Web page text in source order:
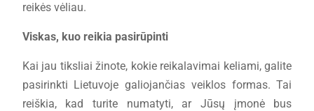
reikės vėliau.
Viskas, kuo reikia pasirūpinti
Kai jau tiksliai žinote, kokie reikalavimai keliami, galite
pasirinkti Lietuvoje galiojančias veiklos formas. Tai
reiškia, kad turite numatyti, ar Jūsų įmonė bus